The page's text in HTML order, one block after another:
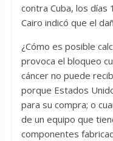
contra Cuba, los
Cairo indicó que el
¿Cómo es posible
provoca el bloqueo
cáncer no puede
porque Estados
para su compra; o
de un equipo que
componentes